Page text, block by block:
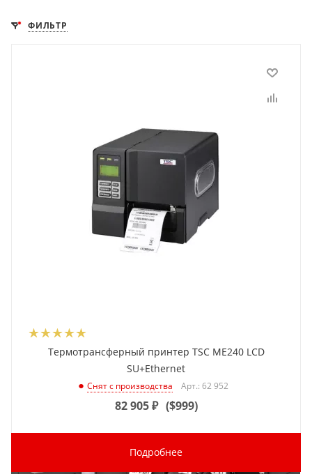
ФИЛЬТР
Термотрансферный принтер TSC ME240 LCD
SU+Ethernet
Снят с производства Арт.: 62 952
82 905₽ ($999)
Подробнее